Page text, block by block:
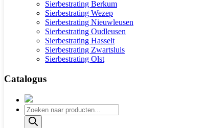
Sierbestrating Berkum
Sierbestrating Wezep
Sierbestrating Nieuwleusen
Sierbestrating Oudleusen
Sierbestrating Hasselt
Sierbestrating Zwartsluis
Sierbestrating Olst
Catalogus
Producten
zoeken